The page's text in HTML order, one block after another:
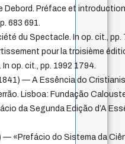
Debord. Préface et
683 691.
du Spectacle. In op. cit., pp.
pour la troisième
op. cit., pp. 1992 1794.
— A Essência do
Lisboa: Fundação
da Segunda Edição d’A
— «Prefácio do Sistema da